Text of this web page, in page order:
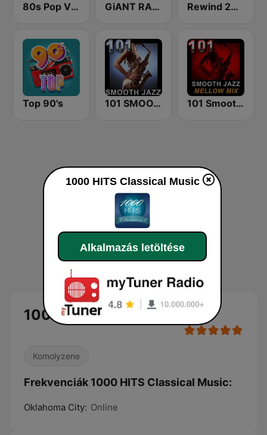
80s Pop Vibes GiANT RADiO Rewind 2000's
Top 90's 101 SMOOTH JAZZ 101 Smooth Jazz Mellow Mix
1000 HITS Classical Music
Komolyzene
Frekvenciák 1000 HITS Classical Music:
Oklahoma City: Online
1000 HITS Classical Music
Alkalmazás letöltése